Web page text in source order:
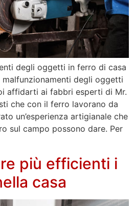
degli oggetti in ferro di casa
degli oggetti
affidarti ai fabbri esperti di Mr.
che con il ferro lavorano da
un’esperienza artigianale che
sul campo possono dare. Per
più efficienti i
casa